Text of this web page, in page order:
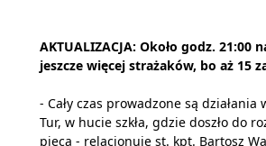
AKTUALIZACJA: Około godz. 21:00
jeszcze więcej strażaków, bo aż 15
- Cały czas prowadzone są działania
Tur, w hucie szkła, gdzie doszło do
pieca - relacjonuje st. kpt. Bartosz